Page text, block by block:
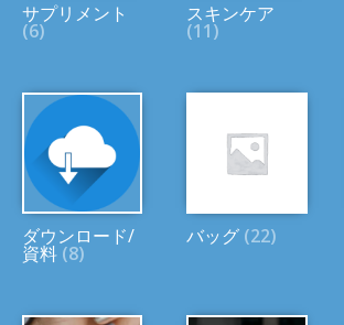
サプリメント
(6)
スキンケア
(11)
ダウンロード/
資料 (8)
バッグ (22)